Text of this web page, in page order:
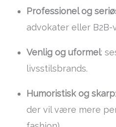
Professionel og
advokater eller B2B-
Venlig og uformel:
livsstilsbrands.
Humoristisk og skarp
der vil være mere